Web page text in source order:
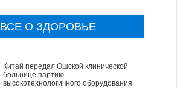
ВСЕ О ЗДОРОВЬЕ
Китай передал Ошской клинической
больнице партию
высокотехнологичного оборудования